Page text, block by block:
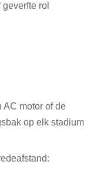
rol
AC motor of de
op elk stadium